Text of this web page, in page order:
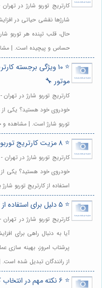
کارتریج توربو شارژ در
شارژها نقشی حیاتی در
حساس و پیچیده است. |
⭐️ 10 ویژگی برجسته
موتور 🔧
کارتریج توربو شارژ در
خودروی خود هستید؟ یکی از
توربو شارژ است. | مشاهده و
⭐️ 8 مزیت کارتریج توربو شارژ که باید بدانید ⚙️
کارتریج توربو شارژ در
خودروی خود هستید؟ یکی از
استفاده از کارتریج توربو
⭐️ 5 دلیل برای استفاده از کارتریج توربو شارژ در خودرو شما 🚘
کارتریج توربو شارژ در
آیا به دنبال راهی برای
پرشتاب امروز، بهینه سازی
از رانندگان تبدیل شده
⭐️ 6 نکته مهم در